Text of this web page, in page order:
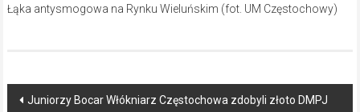
Łąka antysmogowa na Rynku Wieluńskim (fot. UM Częstochowy)
Post
Juniorzy Bocar Włókniarz Częstochowa zdobyli złoto DMPJ